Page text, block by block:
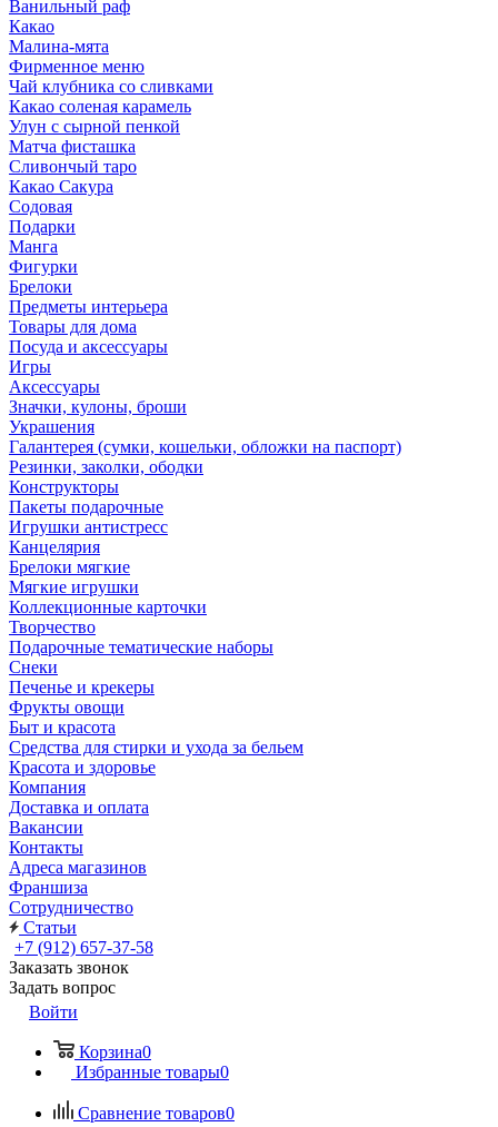
Ванильный раф
Какао
Малина-мята
Фирменное меню
Чай клубника со сливками
Какао соленая карамель
Улун с сырной пенкой
Матча фисташка
Сливончый таро
Какао Сакура
Содовая
Подарки
Манга
Фигурки
Брелоки
Предметы интерьера
Товары для дома
Посуда и аксессуары
Игры
Аксессуары
Значки, кулоны, броши
Украшения
Галантерея (сумки, кошельки, обложки на паспорт)
Резинки, заколки, ободки
Конструкторы
Пакеты подарочные
Игрушки антистресс
Канцелярия
Брелоки мягкие
Мягкие игрушки
Коллекционные карточки
Творчество
Подарочные тематические наборы
Снеки
Печенье и крекеры
Фрукты овощи
Быт и красота
Средства для стирки и ухода за бельем
Красота и здоровье
Компания
Доставка и оплата
Вакансии
Контакты
Адреса магазинов
Франшиза
Сотрудничество
Статьи
+7 (912) 657-37-58
Заказать звонок
Задать вопрос
Войти
Корзина0
Избранные товары0
Сравнение товаров0